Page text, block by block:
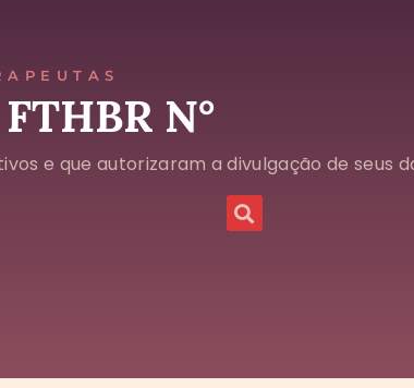
N°
e que autorizaram a divulgação de seus